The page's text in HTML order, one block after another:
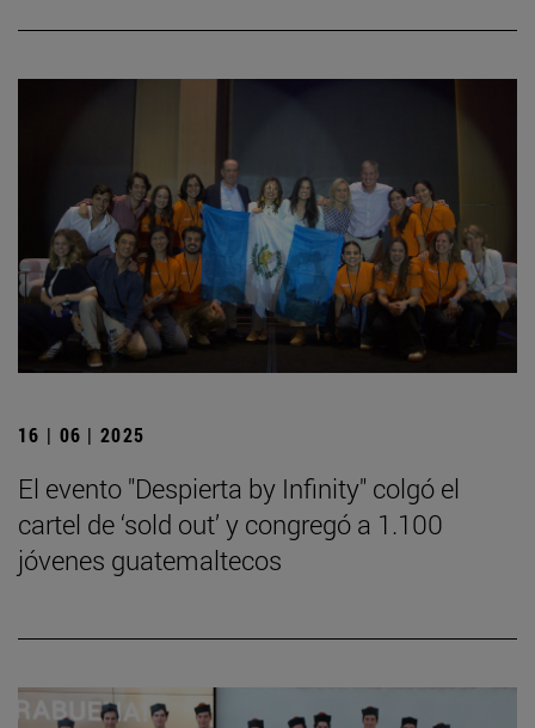
16 | 06 | 2025
El evento "Despierta by Infinity" colgó el
cartel de ‘sold out’ y congregó a 1.100
jóvenes guatemaltecos